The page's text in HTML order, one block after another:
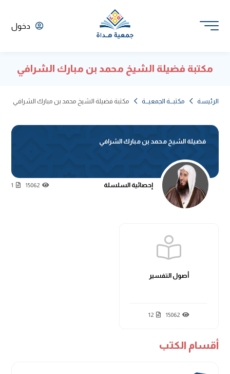
دخول
مكتبة فضيلة الشيخ محمد بن مبارك الشرافي
الرئيسة مكتبـــة الجمعيـــة مكتبة فضيلة الشيخ محمد بن مبارك الشرافي
فضيلة الشيخ محمد بن مبارك الشرافي
إحصائية السلسلة 15062
1
أصول التفسير
15062
12
أقسام الكتب